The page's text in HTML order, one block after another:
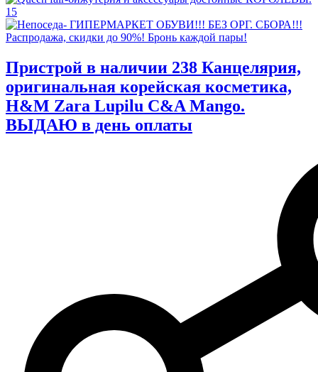
Пристрой в наличии 238 Канцелярия,
оригинальная корейская косметика,
H&M Zara Lupilu C&A Mango.
ВЫДАЮ в день оплаты